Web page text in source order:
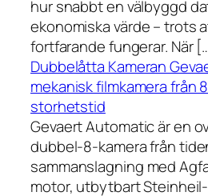
hur snabbt en välbyggd
ekonomiska värde – trots
fortfarande fungerar. När
Dubbelåtta Kameran
mekanisk filmkamera från
storhetstid
Gevaert Automatic är en
dubbel-8-kamera från
sammanslagning med
motor, utbytbart